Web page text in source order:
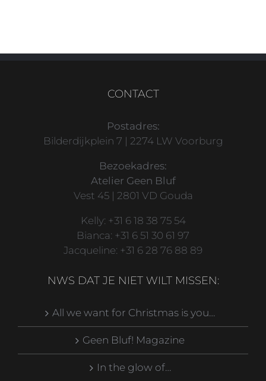
CONTACT
Postadres:
Bilderdijkplein 7 | 2274 LW Voorburg
Bezoekadres:
Atelier Geen Bluf
Vest 45 | 2801 VD Gouda
Kelly: +31 6 18 38 75 54
Bianca: +31 6 51 30 61 97
Jacqueline: +31 6 28 76 88 89
NWS DAT JE NIET WILT MISSEN:
All we want for Christmas is you…
Geen Bluf! Magazine
In the glow of…